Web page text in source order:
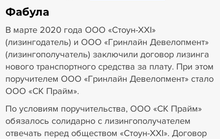
Фабула
В марте 2020 года ООО «Стоун-XXI»
(лизингодатель) и ООО «Гринлайн Девелопмент»
(лизингополучатель) заключили договор лизинга
нового транспортного средства за плату. При этом
поручителем ООО «Гринлайн Девелопмент» стало
ООО «СК Прайм».
По условиям поручительства, ООО «СК Прайм»
обязалось солидарно с лизингополучателем
отвечать перед обществом «Стоун-XXI». Договор